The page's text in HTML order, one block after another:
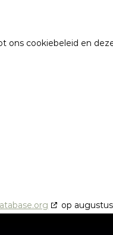
cookiebeleid en
op